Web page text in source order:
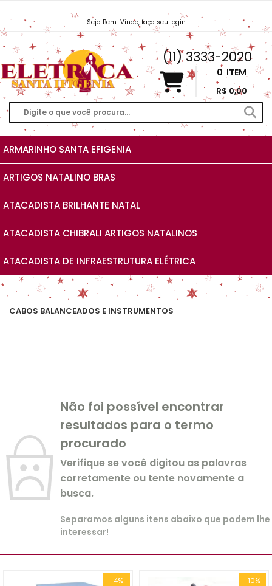
Seja Bem-Vindo, faça seu login
Vendas@EletricaSantaIfigenia.com.br
(11) 3333-2020
0 ITEM
R$ 0,00
ARMARINHO SANTA EFIGENIA
ARTIGOS NATALINO BRAS
ATACADISTA BRILHANTE NATAL
ATACADISTA CHIBRALI ARTIGOS NATALINOS
ATACADISTA DE INFRAESTRUTURA ELÉTRICA
CABOS BALANCEADOS E INSTRUMENTOS
Não foi possível encontrar
resultados para o termo
procurado
Verifique se você digitou as palavras
corretamente ou tente novamente a
busca.
Separamos alguns itens abaixo que podem lhe
interessar!
-4% -10%